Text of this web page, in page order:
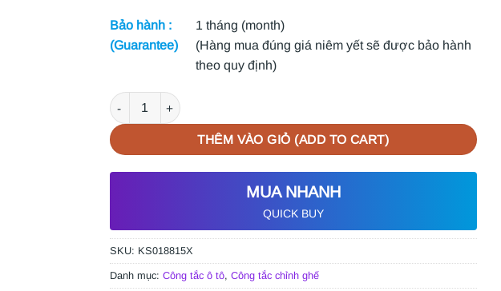
Bảo hành :
(Guarantee)
1 tháng (month)
(Hàng mua đúng giá niêm yết sẽ được bảo hành
theo quy định)
CÔNG TẮC CHỈNH GHẾ MAZDA 6 2013 | KS018815X số lượng
THÊM VÀO GIỎ (ADD TO CART)
MUA NHANH
QUICK BUY
SKU: KS018815X
Danh mục: Công tắc ô tô, Công tắc chỉnh ghế